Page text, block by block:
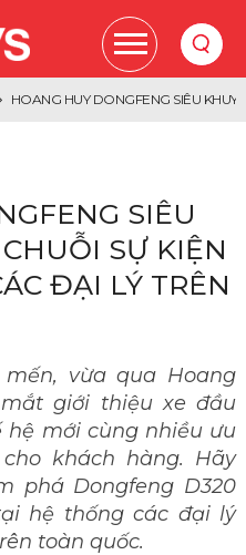
HOANG HUY DONGFENG SIÊU
SIÊU
SỰ KIỆN
ĐẠI LÝ TRÊN
vừa qua Hoang
giới thiệu xe đầu
hệ mới cùng nhiều ưu
khách hàng. Hãy
phá Dongfeng D320
hệ thống các đại lý
toàn quốc.